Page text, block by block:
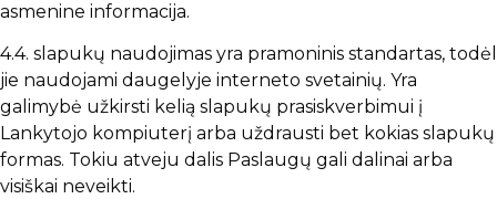
asmenine informacija.
4.4. slapukų naudojimas yra pramoninis standartas, todėl
jie naudojami daugelyje interneto svetainių. Yra
galimybė užkirsti kelią slapukų prasiskverbimui į
Lankytojo kompiuterį arba uždrausti bet kokias slapukų
formas. Tokiu atveju dalis Paslaugų gali dalinai arba
visiškai neveikti.